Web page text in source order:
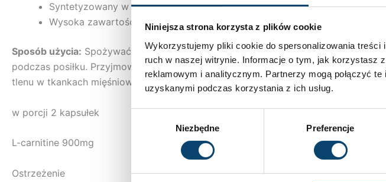
Niniejsza strona korzysta z plików cookie
Wykorzystujemy pliki cookie do spersonalizowania treści
ruch w naszej witrynie. Informacje o tym, jak korzystasz
reklamowym i analitycznym. Partnerzy mogą połączyć
uzyskanymi podczas korzystania z ich usług.
Niezbędne Preferencje
Syntetyzowany w wątrobie
Wysoka zawartość w tkankach, które wykorzystują kwasy tłuszczowe jako
Sposób użycia: Spożywać 2 kapsułki suplementu diety Yava Labs L-karnityna raz
podczas posiłku. Przyjmowanie L-karnityny przed treningiem siłowym zwiększa
tlenu w tkankach mięśniowych.
w porcji 2 kapsułek
L-carnitine 900mg
Ostrzeżenie